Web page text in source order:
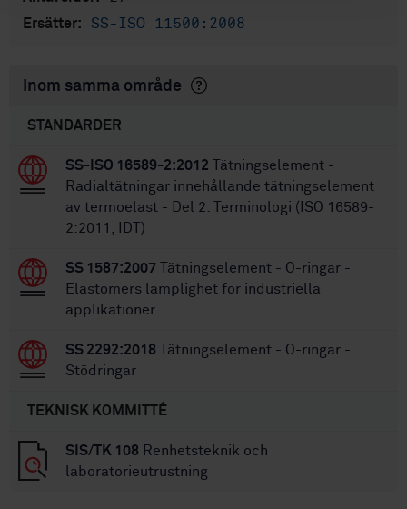
Ersätter: SS-ISO 11500:2008
Inom samma område
STANDARDER
SS-ISO 16589-2:2012 Tätningselement -
Radialtätningar innehållande tätningselement
av termoelast - Del 2: Terminologi (ISO 16589-
2:2011, IDT)
SS 1587:2007 Tätningselement - O-ringar -
Elastomers lämplighet för industriella
applikationer
SS 2292:2018 Tätningselement - O-ringar -
Stödringar
TEKNISK KOMMITTÉ
SIS/TK 108 Renhetsteknik och
laboratorieutrustning